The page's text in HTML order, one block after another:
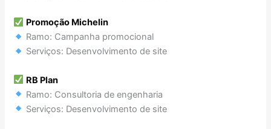
Promoção Michelin
Ramo: Campanha promocional
Serviços: Desenvolvimento de site
RB Plan
Ramo: Consultoria de engenharia
Serviços: Desenvolvimento de site